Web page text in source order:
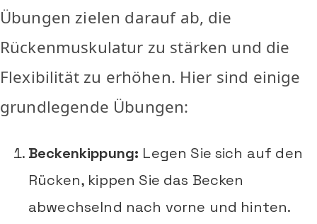
Übungen zielen darauf ab, die
Rückenmuskulatur zu stärken und die
Flexibilität zu erhöhen. Hier sind einige
grundlegende Übungen:
Beckenkippung: Legen Sie sich auf den
Rücken, kippen Sie das Becken
abwechselnd nach vorne und hinten.